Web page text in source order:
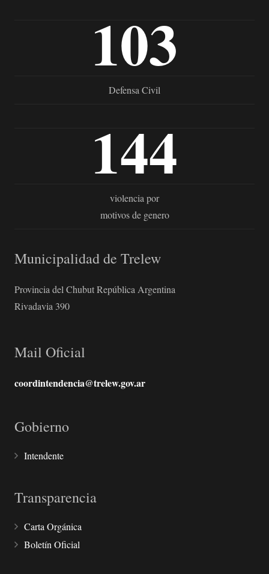
103
Defensa Civil
144
violencia por
motivos de genero
Municipalidad de Trelew
Provincia del Chubut República Argentina
Rivadavia 390
Mail Oficial
coordintendencia@trelew.gov.ar
Gobierno
Intendente
Transparencia
Carta Orgánica
Boletín Oficial